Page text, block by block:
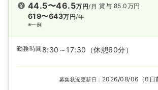
44.5〜46.5万円/月
619〜643万円/年
※一例
賞与 85.0万円
勤務時間 8:30～17:30 （休憩60分）
募集状況更新日： 2026/08/06（0日